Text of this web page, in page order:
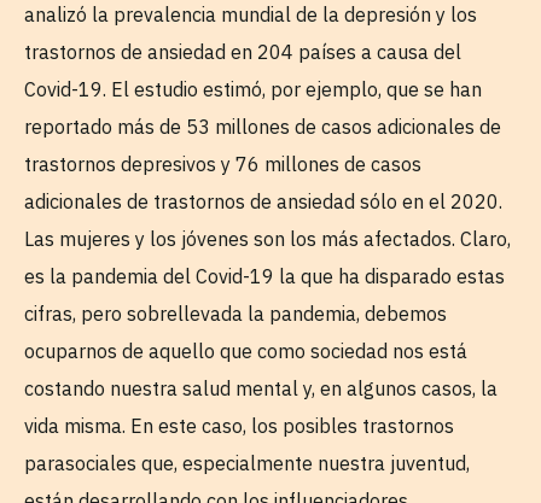
analizó la prevalencia mundial de la depresión y los
trastornos de ansiedad en 204 países a causa del
Covid-19. El estudio estimó, por ejemplo, que se han
reportado más de 53 millones de casos adicionales de
trastornos depresivos y 76 millones de casos
adicionales de trastornos de ansiedad sólo en el 2020.
Las mujeres y los jóvenes son los más afectados. Claro,
es la pandemia del Covid-19 la que ha disparado estas
cifras, pero sobrellevada la pandemia, debemos
ocuparnos de aquello que como sociedad nos está
costando nuestra salud mental y, en algunos casos, la
vida misma. En este caso, los posibles trastornos
parasociales que, especialmente nuestra juventud,